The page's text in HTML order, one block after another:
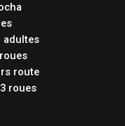
adultes
route
roues